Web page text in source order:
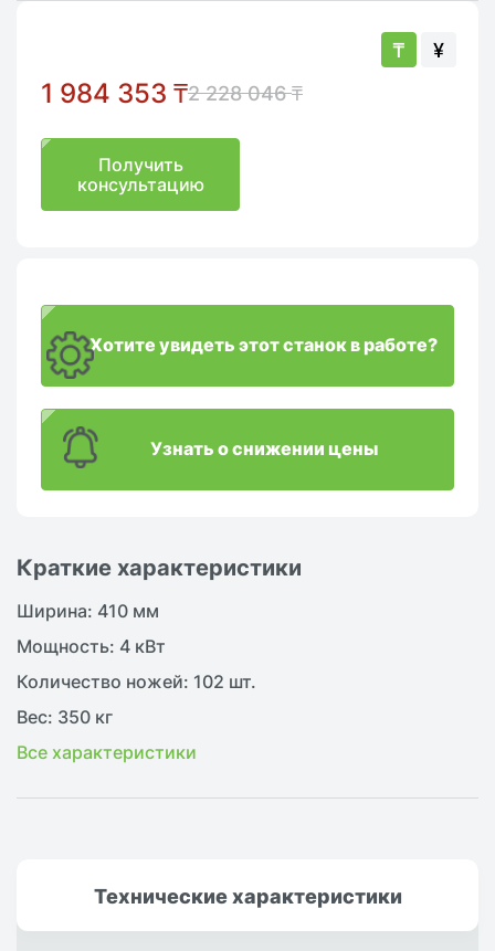
Краткие характеристики
Ширина: 410 мм
Мощность: 4 кВт
Количество ножей: 102 шт.
Вес: 350 кг
Все характеристики
₸ ¥
1 984 353 ₸2 228 046 ₸
Получить
консультацию
Хотите увидеть этот станок в работе?
Узнать о снижении цены
Техническиехарактеристики